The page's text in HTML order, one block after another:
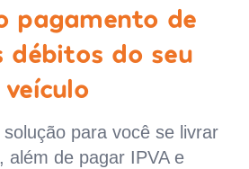
pagamento de
débitos do seu
veículo
para você se livrar
além de pagar IPVA e